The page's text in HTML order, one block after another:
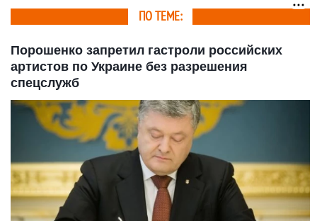
ПО ТЕМЕ:
Порошенко запретил гастроли российских
артистов по Украине без разрешения
спецслужб